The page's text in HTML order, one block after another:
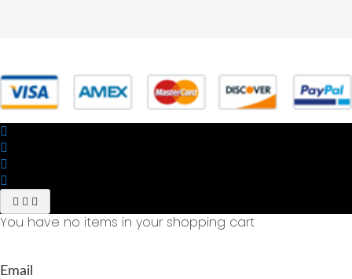
You have no items in your shopping cart
Email